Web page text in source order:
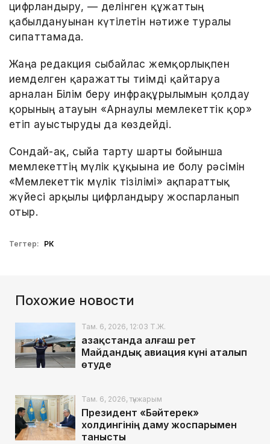
цифрландыру, — делінген құжаттың
қабылдануынан күтілетін нәтиже туралы
сипаттамада.
Жаңа редакция сыбайлас жемқорлықпен
иемделген қаражатты тиімді қайтаруға
арналған Білім беру инфрақұрылымын қолдау
қорының атауын «Арнаулы мемлекеттік қор»
етіп ауыстыруды да көздейді.
Сондай-ақ, сыйға тарту шарты бойынша
мемлекеттің мүлік құқығына ие болу рәсімін
«Мемлекеттік мүлік тізілімі» ақпараттық
жүйесі арқылы цифрландыру жоспарланып
отыр.
Тегтер: РК
Похожие новости
Там. 6, 2026, 12:03 Т.Ж.
Қазақстанда алғаш рет
Майдандық авиация күні аталып
өтуде
Там. 6, 2026, түнжарым
Президент «Бәйтерек»
холдингінің даму жоспарымен
танысты